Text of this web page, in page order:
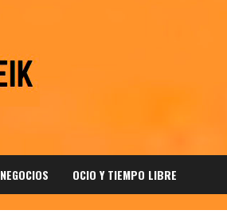
NEGOCIOS OCIO Y TIEMPO LIBRE